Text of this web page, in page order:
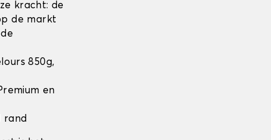
kracht: de
de markt
850g,
en
rand